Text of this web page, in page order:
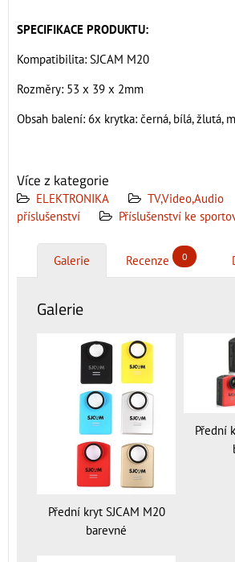
SPECIFIKACE PRODUKTU:
Kompatibilita: SJCAM M20
Rozměry: 53 x 39 x 2mm
Obsah balení: 6x krytka: černá, bílá, žlutá,
Více z kategorie
ELEKTRONIKA TV,Video,Audio
příslušenství
Příslušenství ke
Galerie Recenze 0
Galerie
Přední kryt SJCAM M20
barevné
Přední